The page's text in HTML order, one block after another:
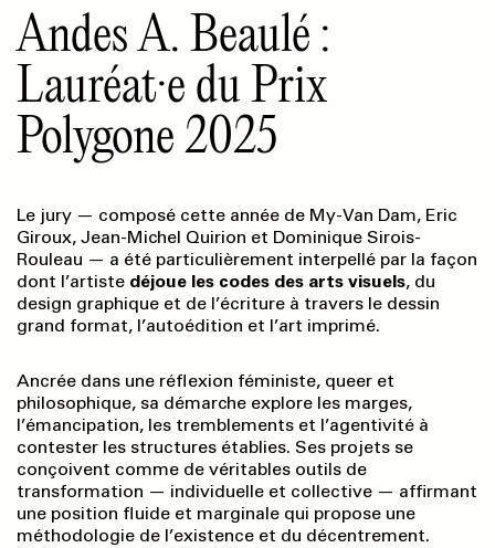
Andes A. Beaulé :
Lauréat·e du Prix
Polygone 2025
Le jury — composé cette année de My-Van Dam, Eric
Giroux, Jean-Michel Quirion et Dominique Sirois-
Rouleau — a été particulièrement interpellé par la façon
dont l’artiste déjoue les codes des arts visuels, du
design graphique et de l’écriture à travers le dessin
grand format, l’autoédition et l’art imprimé.
Ancrée dans une réflexion féministe, queer et
philosophique, sa démarche explore les marges,
l’émancipation, les tremblements et l’agentivité à
contester les structures établies. Ses projets se
conçoivent comme de véritables outils de
transformation — individuelle et collective — affirmant
une position fluide et marginale qui propose une
méthodologie de l’existence et du décentrement.